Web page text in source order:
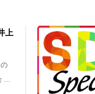
上